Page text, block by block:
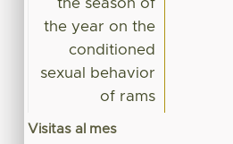
the season of
the year on the
conditioned
sexual behavior
of rams
Visitas al mes